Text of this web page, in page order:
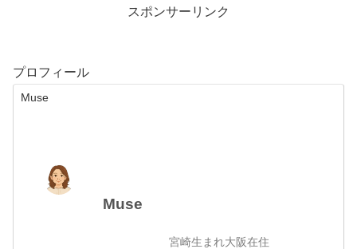
スポンサーリンク
プロフィール
Muse
Muse
宮崎生まれ大阪在住